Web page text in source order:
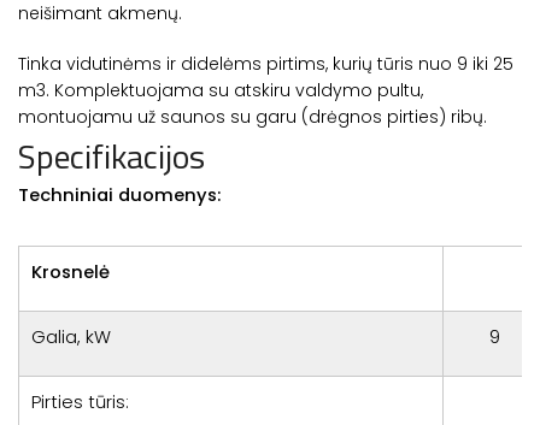
neišimant akmenų.
Tinka vidutinėms ir didelėms pirtims, kurių tūris nuo 9 iki 25
m3. Komplektuojama su atskiru valdymo pultu,
montuojamu už saunos su garu (drėgnos pirties) ribų.
Specifikacijos
Techniniai duomenys:
Krosnelė
Galia, kW 9
Pirties tūris: